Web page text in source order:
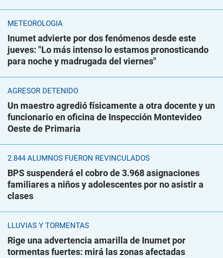
METEOROLOGÍA
Inumet advierte por dos fenómenos desde este
jueves: "Lo más intenso lo estamos pronosticando
para noche y madrugada del viernes"
AGRESOR DETENIDO
Un maestro agredió físicamente a otra docente y un
funcionario en oficina de Inspección Montevideo
Oeste de Primaria
2.844 ALUMNOS FUERON REVINCULADOS
BPS suspenderá el cobro de 3.968 asignaciones
familiares a niños y adolescentes por no asistir a
clases
LLUVIAS Y TORMENTAS
Rige una advertencia amarilla de Inumet por
tormentas fuertes: mirá las zonas afectadas